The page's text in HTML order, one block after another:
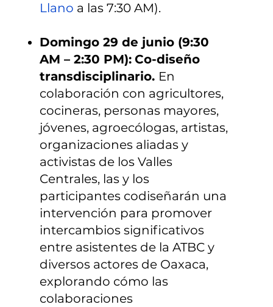
Llano a las 7:30 AM).
Domingo 29 de junio (9:30
AM – 2:30 PM): Co-diseño
transdisciplinario. En
colaboración con agricultores,
cocineras, personas mayores,
jóvenes, agroecólogas, artistas,
organizaciones aliadas y
activistas de los Valles
Centrales, las y los
participantes codiseñarán una
intervención para promover
intercambios significativos
entre asistentes de la ATBC y
diversos actores de Oaxaca,
explorando cómo las
colaboraciones